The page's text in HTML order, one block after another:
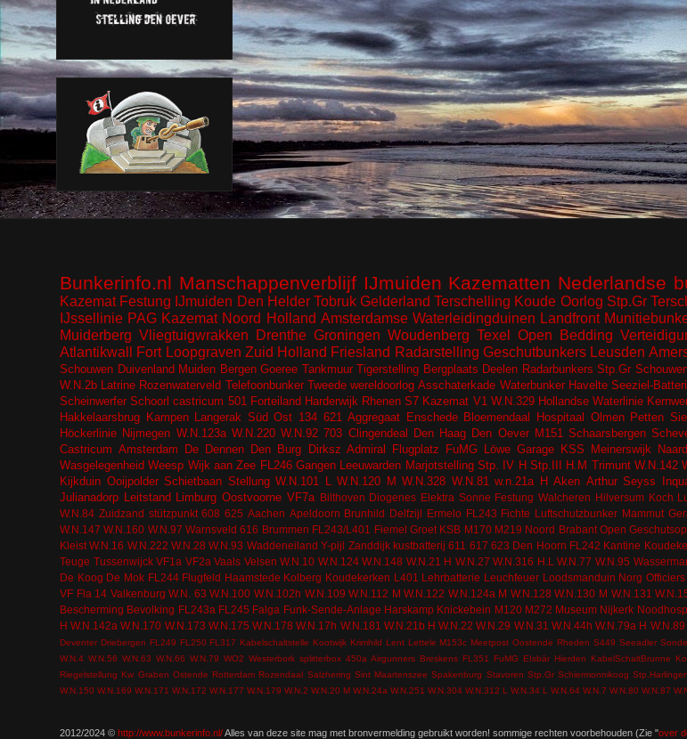
Bunkerinfo.nl Manschappenverblijf IJmuiden Kazematten Nederlandse
Kazemat Festung IJmuiden Den Helder Tobruk Gelderland Terschelling Koude Oorlog Stp.Gr
IJssellinie PAG Kazemat Noord Holland Amsterdamse Waterleidingduinen Landfront
Muiderberg Vliegtuigwrakken Drenthe Groningen Woudenberg Texel Open Bedding
Atlantikwall
Fort Loopgraven Zuid Holland Friesland Radarstelling Geschutbunkers Leusden
Schouwen Duivenland Muiden Bergen Goeree Tankmuur Tigerstelling Bergplaats Deelen Radarbunkers Stp.Gr
W.N.2b Latrine Rozenwaterveld Telefoonbunker Tweede wereldoorlog Asschaterkade Waterbunker Havelte Seeziel-
Scheinwerfer Schoorl castricum 501 Forteiland Harderwijk Rhenen S7 Kazemat V1 W.N.329 Hollandse Waterlinie
Hakkelaarsbrug Kampen Langerak Süd Ost 134 621 Aggregaat Enschede Bloemendaal Hospitaal Olmen Petten
Höckerlinie Nijmegen W.N.123a W.N.220 W.N.92 703 Clingendeal Den Haag Den Oever M151 Schaarsbergen
Castricum Amsterdam De Dennen Den Burg Dirksz Admiral Flugplatz FuMG Löwe Garage KSS Meinerswijk
Wasgelegenheid Weesp Wijk aan Zee FL246 Gangen Leeuwarden Marjotstelling Stp. IV H Stp.III H.M Trimunt W.N.142
Kijkduin Ooijpolder Schietbaan Stellung W.N.101 L W.N.120 M W.N.328 W.N.81 w.n.21a H Aken Arthur Seyss
Julianadorp Leitstand Limburg Oostvoorne VF7a Bilthoven Diogenes Elektra Sonne Festung Walcheren Hilversum Koch
W.N.84 Zuidzand stützpunkt 608 625 Aachen Apeldoorn Brunhild Delfzijl Ermelo FL243 Fichte Luftschutzbunker Mammut
W.N.147 W.N.160 W.N.97 Warnsveld 616 Brummen FL243/L401 Fiemel Groet KSB M170 M219 Noord Brabant Open
Kleist W.N.16 W.N.222 W.N.28 W.N.93 Waddeneiland Y-pijl Zanddijk kustbatterij 611 617 623 Den Hoorn FL242 Kantine
Teuge Tussenwijck VF1a VF2a Vaals Velsen W.N.10 W.N.124 W.N.148 W.N.21 H W.N.27 W.N.316 H.L W.N.77 W.N.95
De Koog De Mok FL244 Flugfeld Haamstede Kolberg Koudekerken L401 Lehrbatterie Leuchfeuer Loodsmanduin Norg
VF Fla 14 Valkenburg W.N. 63 W.N.100 W.N.102h W.N.109 W.N.112 M W.N.122 W.N.124a M W.N.128 W.N.130 M W.N.131
Bescherming Bevolking FL243a FL245 Falga Funk-Sende-Anlage Harskamp Knickebein M120 M272 Museum Nijkerk
H W.N.142a W.N.170 W.N.173 W.N.175 W.N.178 W.N.17h W.N.181 W.N.21b H W.N.22 W.N.29 W.N.31 W.N.44h W.N.79a H W.N.89
Deventer Driebergen FL249 FL250 FL317 Kabelschaltstelle Kootwijk Krimhild Lent Lettele M153c Meetpost Oostende Rheden S449 Seeadler
W.N.4 W.N.56 W.N.63 W.N.66 W.N.79 WO2 Westerbork splitterbox 450a Airgunners Breskens FL351 FuMG EIsbär Hierden KabelSchaltBrunne
Riegelstellung Kw Graben Ostende Rotterdam Rozendaal Salzhering Sint Maartenszee Spakenburg Stavoren Stp.Gr Schiermonnikoog Stp.Harlingen
W.N.150 W.N.169 W.N.171 W.N.172 W.N.177 W.N.179 W.N.2 W.N.20 M W.N.24a W.N.251 W.N.304 W.N.312 L W.N.34 L W.N.64 W.N.7 W.N.80 W.N.87
2012/2024 © http://www.bunkerinfo.nl/Alles van deze site mag met bronvermelding gebruikt worden! sommige rechten voorbehouden (Zie "over